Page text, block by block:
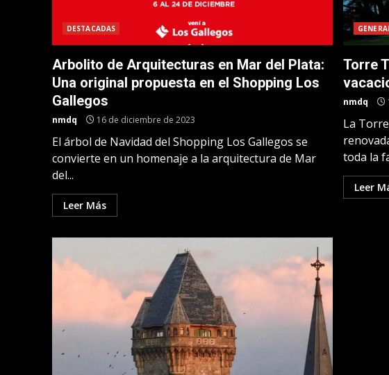
DESTACADAS
Arbolito de Arquitecturas en Mar del Plata:
Una original propuesta en el Shopping Los
Gallegos
nmdq 16 de diciembre de 2023
El árbol de Navidad del Shopping Los Gallegos se
convierte en un homenaje a la arquitectura de Mar
del...
Leer Más
Torre
nmdq
La
toda la
Leer